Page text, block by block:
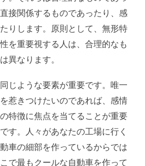
接関係するものであったり、感
りします。原則として、無形特
を重要視する人は、合理的なも
異なります。
じような要素が重要です。唯一
惹きつけたいのであれば、感情
特徴に焦点を当てることが重要
す。人々があなたの工場に行く
車の細部を作っているからでは
で最もクールな自動車を作って